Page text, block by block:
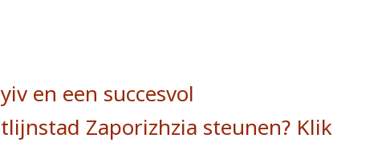
en een succesvol
Zaporizhzia steunen? Klik